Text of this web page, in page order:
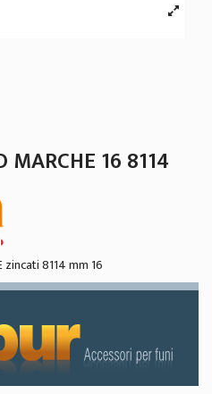
16 8114
8114 mm 16